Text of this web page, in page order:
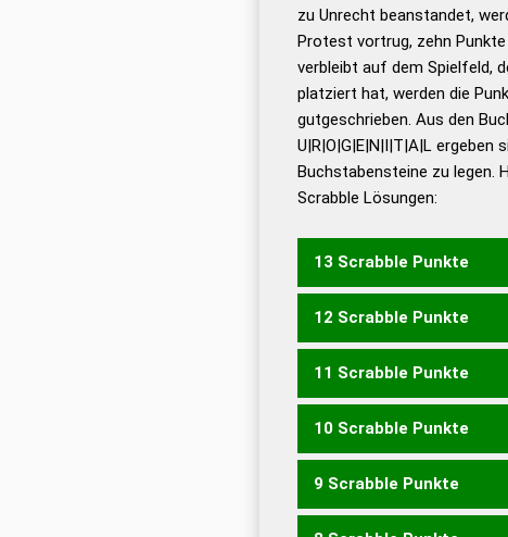
Universalwörterbuch
zu Unrecht beanstandet,
Protest vortrug, zehn
verbleibt auf dem Spielfeld,
platziert hat, werden die
gutgeschrieben. Aus den
U|R|O|G|E|N|I|T|A|L ergeben
Buchstabensteine zu legen.
Scrabble Lösungen:
13 Scrabble Punkte
REGULATION
12 Scrabble Punkte
GALONIERT TRIGONALE
11 Scrabble Punkte
GALIOTEN GALONIER
LONGIERT OTALGIEN
ROTALGEN TRIGONAL
10 Scrabble Punkte
GALIONE GALIOTE GLORIEN
LONGIER NOTLAGE
9 Scrabble Punkte